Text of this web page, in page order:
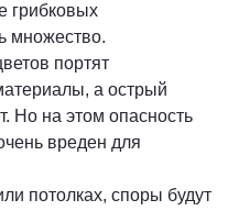
грибковых
множество.
портят
а острый
Но на этом опасность
вреден для
потолках, споры будут